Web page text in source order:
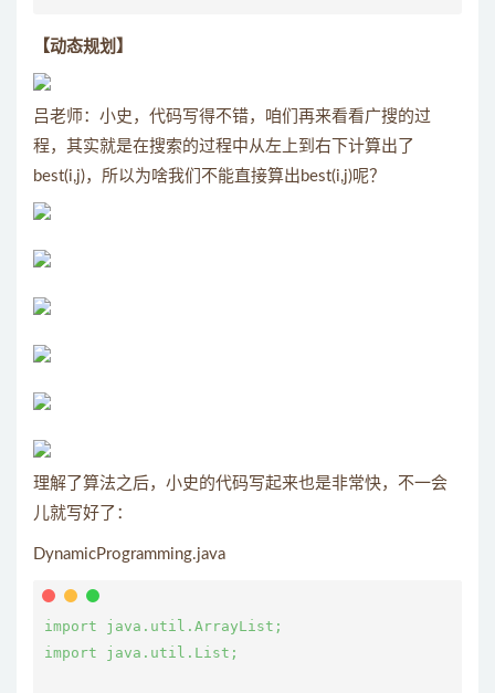
【动态规划】
吕老师：小史，代码写得不错，咱们再来看看广搜的过
程，其实就是在搜索的过程中从左上到右下计算出了
best(i,j)，所以为啥我们不能直接算出best(i,j)呢？
理解了算法之后，小史的代码写起来也是非常快，不一会
儿就写好了：
DynamicProgramming.java
import java.util.ArrayList;
import java.util.List;